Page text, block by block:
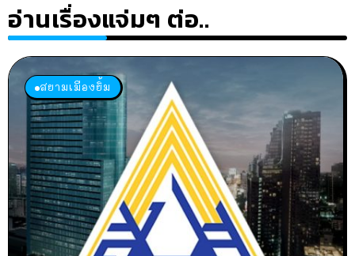
อ่านเรื่องแจ่มๆ ต่อ..
สยามเมืองยิ้ม